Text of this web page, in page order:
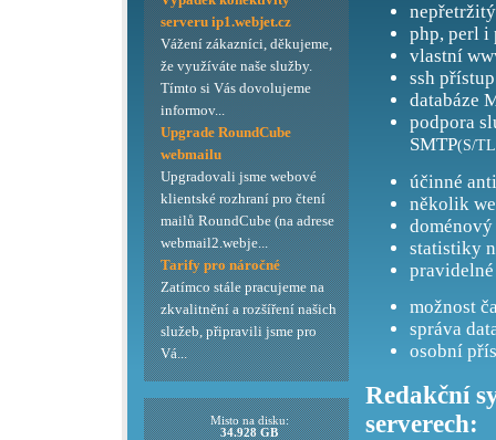
php, perl i
vlastní
ssh přístup
databáze
podpora
SMTP(S/
účinné
několik
doménový
statistiky
možnost
správa
osobní
Redakční
serverech:
serveru ip1.webjet.cz
Vážení zákazníci, děkujeme,
že využíváte naše služby.
Tímto si Vás dovolujeme
informov...
Upgrade RoundCube
webmailu
Upgradovali jsme webové
klientské rozhraní pro čtení
mailů RoundCube (na adrese
webmail2.webje...
Tarify pro náročné
Zatímco stále pracujeme na
zkvalitnění a rozšíření našich
služeb, připravili jsme pro
Vá...
Misto na disku:
34.928 GB